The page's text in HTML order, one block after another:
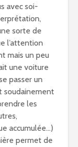
avec soi-
sorte de
l’attention
mais un peu
une voiture
passer un
soudainement
les
accumulée…)
permet de